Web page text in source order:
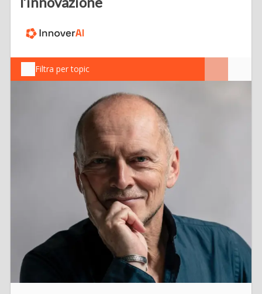
Filtra per topic